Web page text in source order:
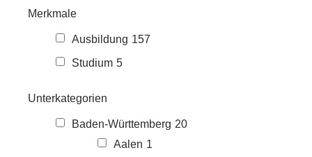
Merkmale
Ausbildung 157
Studium 5
Unterkategorien
Baden-Württemberg 20
Aalen 1